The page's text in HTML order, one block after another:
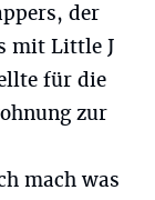
der
mit Little J
für die
zur
mach was